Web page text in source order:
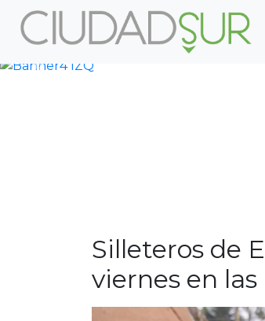
Previous
Silleteros de
viernes en